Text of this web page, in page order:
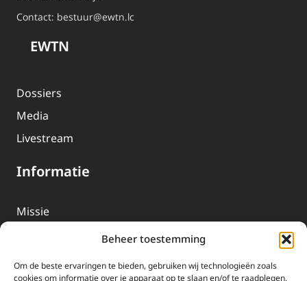
Beheer toestemming
Om de beste ervaringen te bieden, gebruiken wij technologieën zoals
cookies om informatie over je apparaat op te slaan en/of te raadplegen.
Contact: bestuur@ewtn.lc
EWTN
Dossiers
Media
Livestream
Informatie
Missie